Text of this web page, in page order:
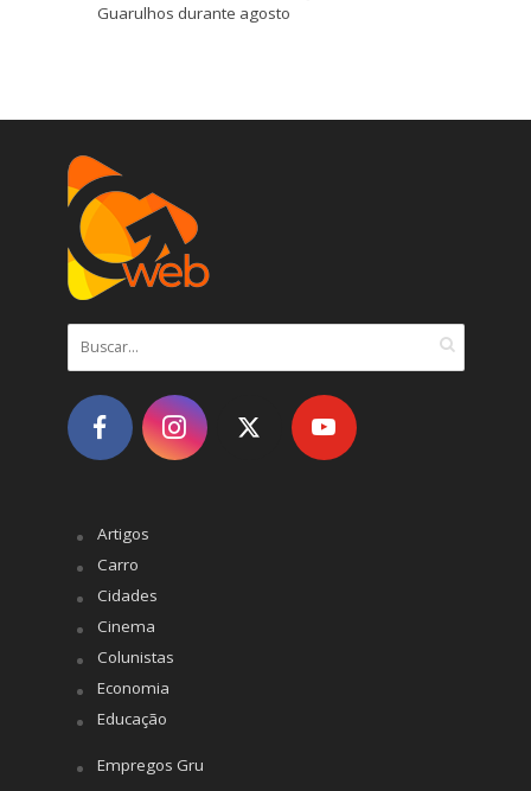
Guarulhos durante agosto
Artigos
Carro
Cidades
Cinema
Colunistas
Economia
Educação
Empregos Gru